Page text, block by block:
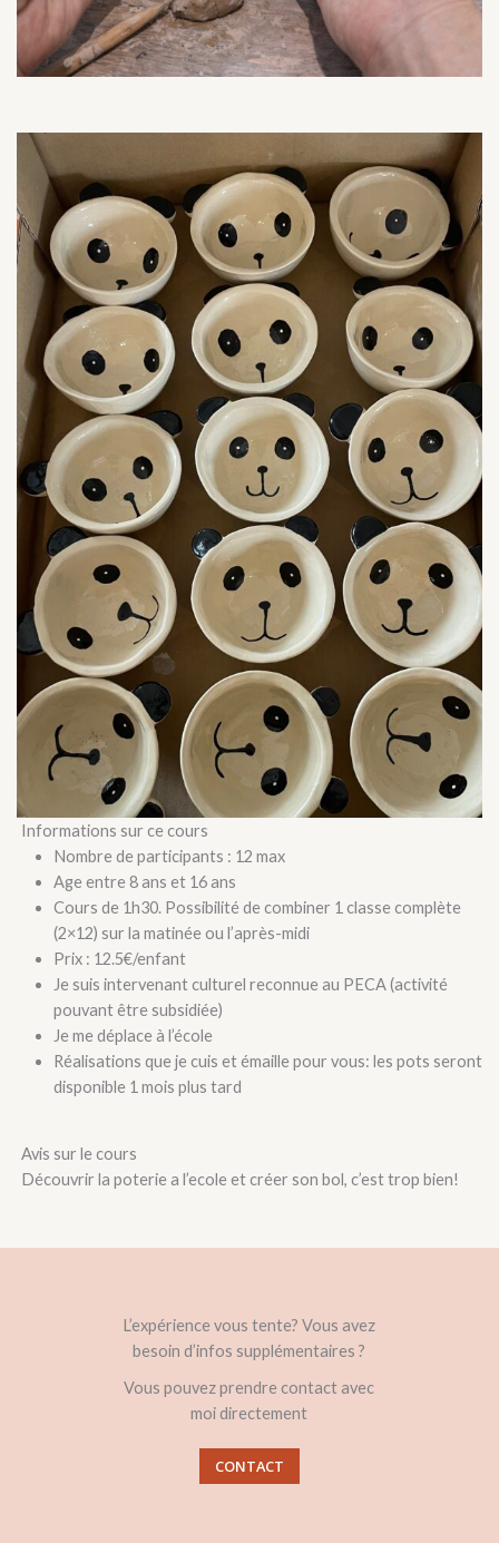
Informations sur ce cours
Nombre de participants : 12 max
Age entre 8 ans et 16 ans
Cours de 1h30. Possibilité de combiner 1 classe complète
(2×12) sur la matinée ou l’après-midi
Prix : 12.5€/enfant
Je suis intervenant culturel reconnue au PECA (activité
pouvant être subsidiée)
Je me déplace à l’école
Réalisations que je cuis et émaille pour vous: les pots seront
disponible 1 mois plus tard
Avis sur le cours
Découvrir la poterie a l’ecole et créer son bol, c’est trop bien!
L’expérience vous tente? Vous avez
besoin d’infos supplémentaires ?
Vous pouvez prendre contact avec
moi directement
CONTACT